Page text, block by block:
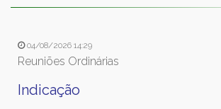
04/08/2026 14:29
Reuniões Ordinárias
Indicação